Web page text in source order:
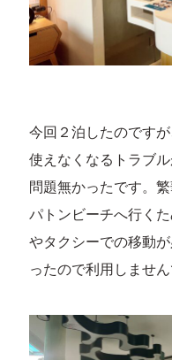
今回２泊したのです
使えなくなるトラブ
問題無かったです。
パトンビーチへ行く
やタクシーでの移動
ったので利用しません